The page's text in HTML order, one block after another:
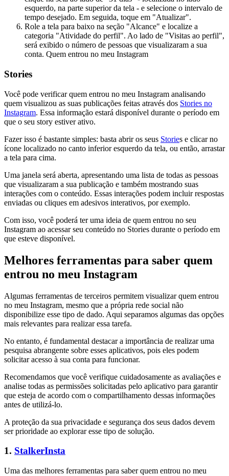
esquerdo, na parte superior da tela - e selecione o intervalo de
tempo desejado. Em seguida, toque em "Atualizar".
Role a tela para baixo na seção "Alcance" e localize a
categoria "Atividade do perfil". Ao lado de "Visitas ao perfil",
será exibido o número de pessoas que visualizaram a sua
conta. Quem entrou no meu Instagram
Stories
Você pode verificar quem entrou no meu Instagram analisando
quem visualizou as suas publicações feitas através dos Stories no
Instagram. Essa informação estará disponível durante o período em
que o seu story estiver ativo.
Fazer isso é bastante simples: basta abrir os seus Stories e clicar no
ícone localizado no canto inferior esquerdo da tela, ou então, arrastar
a tela para cima.
Uma janela será aberta, apresentando uma lista de todas as pessoas
que visualizaram a sua publicação e também mostrando suas
interações com o conteúdo. Essas interações podem incluir respostas
enviadas ou cliques em adesivos interativos, por exemplo.
Com isso, você poderá ter uma ideia de quem entrou no seu
Instagram ao acessar seu conteúdo no Stories durante o período em
que esteve disponível.
Melhores ferramentas para saber quem
entrou no meu Instagram
Algumas ferramentas de terceiros permitem visualizar quem entrou
no meu Instagram, mesmo que a própria rede social não
disponibilize esse tipo de dado. Aqui separamos algumas das opções
mais relevantes para realizar essa tarefa.
No entanto, é fundamental destacar a importância de realizar uma
pesquisa abrangente sobre esses aplicativos, pois eles podem
solicitar acesso à sua conta para funcionar.
Recomendamos que você verifique cuidadosamente as avaliações e
analise todas as permissões solicitadas pelo aplicativo para garantir
que esteja de acordo com o compartilhamento dessas informações
antes de utilizá-lo.
A proteção da sua privacidade e segurança dos seus dados devem
ser prioridade ao explorar esse tipo de solução.
1. StalkerInsta
Uma das melhores ferramentas para saber quem entrou no meu